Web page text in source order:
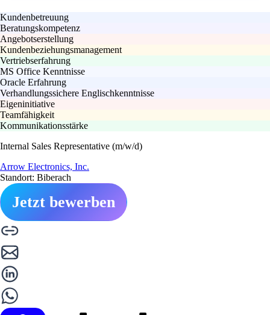
Kundenbetreuung
Beratungskompetenz
Angebotserstellung
Kundenbeziehungsmanagement
Vertriebserfahrung
MS Office Kenntnisse
Oracle Erfahrung
Verhandlungssichere Englischkenntnisse
Eigeninitiative
Teamfähigkeit
Kommunikationsstärke
Internal Sales Representative (m/w/d)
Arrow Electronics, Inc.
Standort: Biberach
Jetzt bewerben